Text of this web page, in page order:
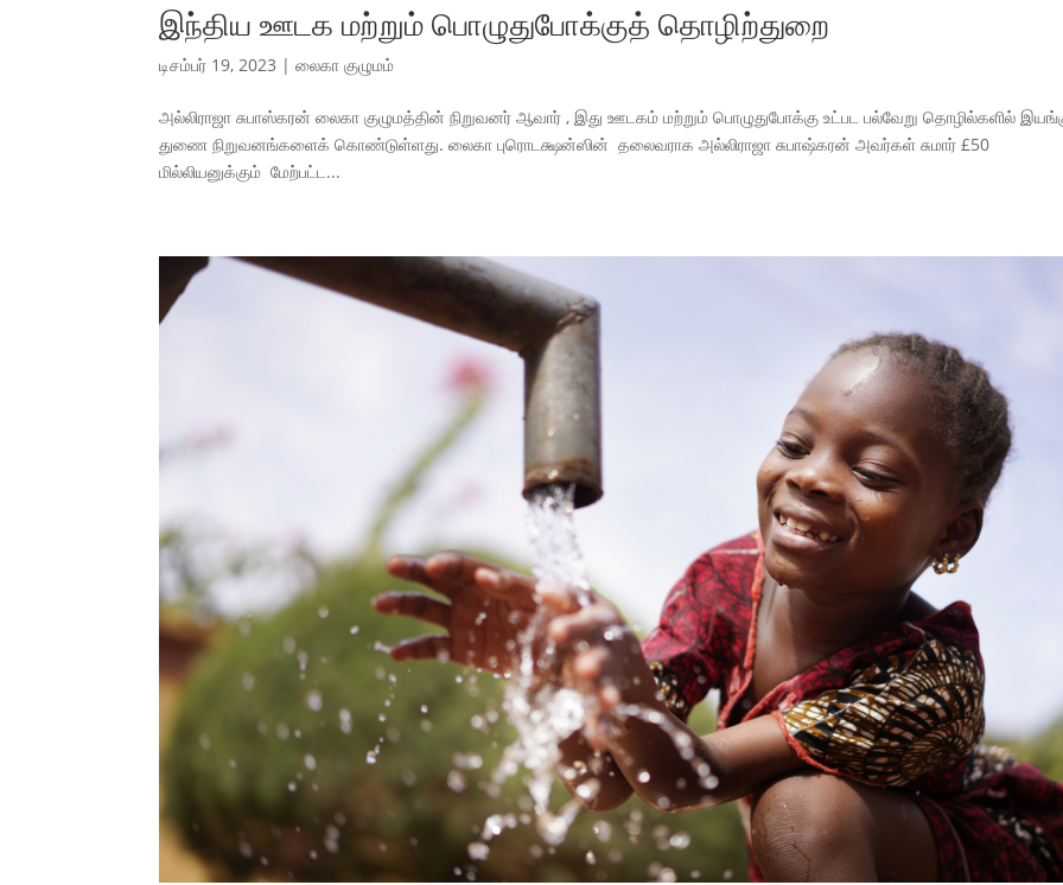
இந்திய ஊடக மற்றும் பொழுதுபோக்குத் தொழிற்துறை
டிசம்பர் 19, 2023 |லைகா குழுமம்
அல்லிராஜா சுபாஸ்கரன் லைகா குழுமத்தின் நிறுவனர் ஆவார் , இது ஊடகம் மற்றும் பொழுதுபோக்கு உட்பட பல்வேறு தொழில்களில்
துணை நிறுவனங்களைக் கொண்டுள்ளது. லைகா புரொடக்ஷன்ஸின் தலைவராக அல்லிராஜா சுபாஷ்கரன் அவர்கள் சுமார் £50
மில்லியனுக்கும் மேற்பட்ட...